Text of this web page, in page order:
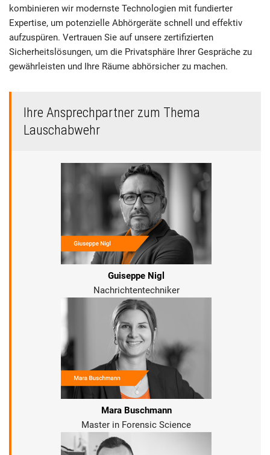
kombinieren wir modernste Technologien mit fundierter
Expertise, um potenzielle Abhörgeräte schnell und effektiv
aufzuspüren. Vertrauen Sie auf unsere zertifizierten
Sicherheitslösungen, um die Privatsphäre Ihrer Gespräche zu
gewährleisten und Ihre Räume abhörsicher zu machen.
Ihre Ansprechpartner zum Thema
Lauschabwehr
Guiseppe Nigl
Nachrichtentechniker
Mara Buschmann
Master in Forensic Science